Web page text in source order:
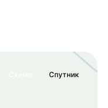
Спутник